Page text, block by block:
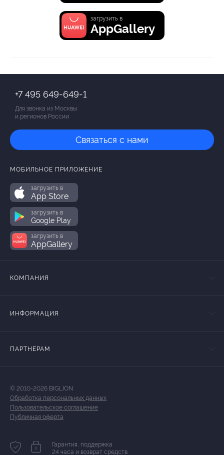
загрузить в
AppGallery
+7 495 649-649-1
Для звонка из Москвы
и регионов России
Связаться с нами
МОБИЛЬНОЕ ПРИЛОЖЕНИЕ
загрузить в
App Store
загрузить в
Google Play
загрузить в
AppGallery
КОМПАНИЯ
ИНФОРМАЦИЯ
ПАРТНЕРАМ
© 2010-2026 BIGLION
Обработка персональных данных
Пользовательское соглашение
Публичная оферта
Гарантия, поддержка
24 часа и возврат средств